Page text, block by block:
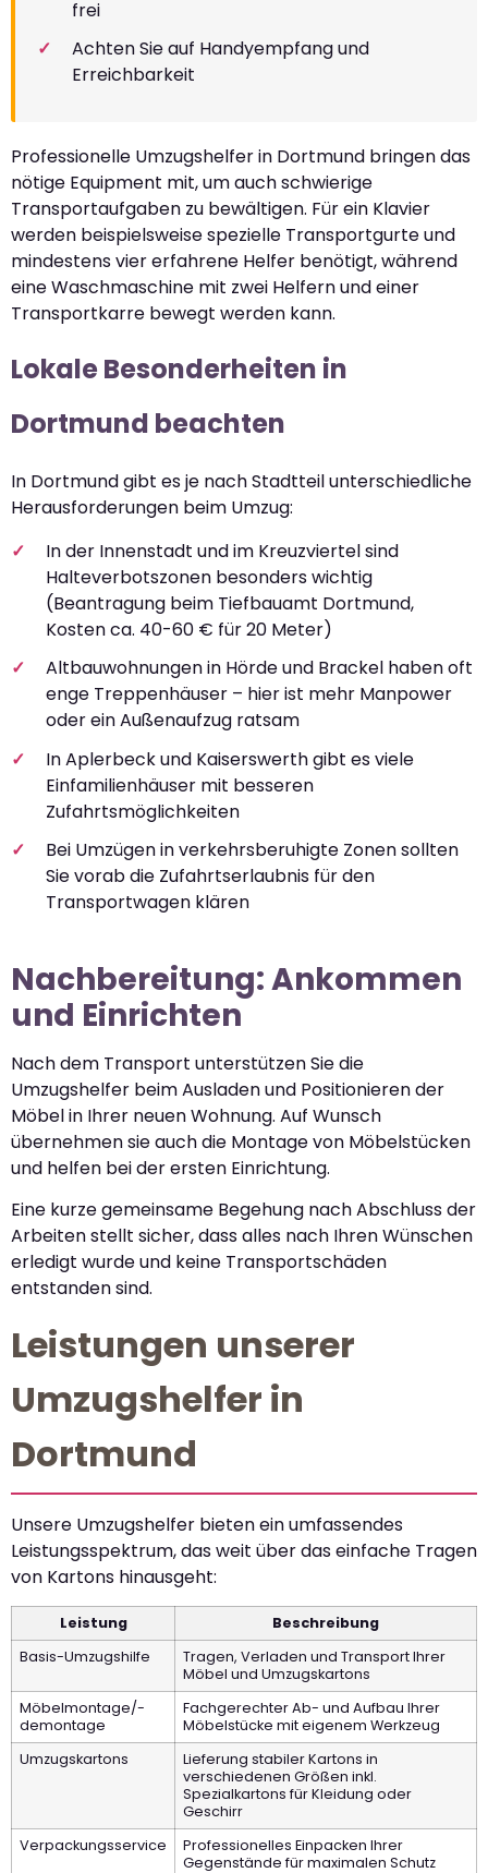
frei
Achten Sie auf Handyempfang und
Erreichbarkeit
Professionelle Umzugshelfer in Dortmund bringen das
nötige Equipment mit, um auch schwierige
Transportaufgaben zu bewältigen. Für ein Klavier
werden beispielsweise spezielle Transportgurte und
mindestens vier erfahrene Helfer benötigt, während
eine Waschmaschine mit zwei Helfern und einer
Transportkarre bewegt werden kann.
Lokale Besonderheiten in
Dortmund beachten
In Dortmund gibt es je nach Stadtteil unterschiedliche
Herausforderungen beim Umzug:
In der Innenstadt und im Kreuzviertel sind
Halteverbotszonen besonders wichtig
(Beantragung beim Tiefbauamt Dortmund,
Kosten ca. 40-60 € für 20 Meter)
Altbauwohnungen in Hörde und Brackel haben oft
enge Treppenhäuser – hier ist mehr Manpower
oder ein Außenaufzug ratsam
In Aplerbeck und Kaiserswerth gibt es viele
Einfamilienhäuser mit besseren
Zufahrtsmöglichkeiten
Bei Umzügen in verkehrsberuhigte Zonen sollten
Sie vorab die Zufahrtserlaubnis für den
Transportwagen klären
Nachbereitung: Ankommen
und Einrichten
Nach dem Transport unterstützen Sie die
Umzugshelfer beim Ausladen und Positionieren der
Möbel in Ihrer neuen Wohnung. Auf Wunsch
übernehmen sie auch die Montage von Möbelstücken
und helfen bei der ersten Einrichtung.
Eine kurze gemeinsame Begehung nach Abschluss der
Arbeiten stellt sicher, dass alles nach Ihren Wünschen
erledigt wurde und keine Transportschäden
entstanden sind.
Leistungen unserer
Umzugshelfer in
Dortmund
Unsere Umzugshelfer bieten ein umfassendes
Leistungsspektrum, das weit über das einfache Tragen
von Kartons hinausgeht:
Leistung
Beschreibung
Basis-Umzugshilfe
Tragen, Verladen und Transport Ihrer
Möbel und Umzugskartons
Möbelmontage/-
demontage
Fachgerechter Ab- und Aufbau Ihrer
Möbelstücke mit eigenem Werkzeug
Umzugskartons
Lieferung stabiler Kartons in
verschiedenen Größen inkl.
Spezialkartons für Kleidung oder
Geschirr
Verpackungsservice
Professionelles Einpacken Ihrer
Gegenstände für maximalen Schutz